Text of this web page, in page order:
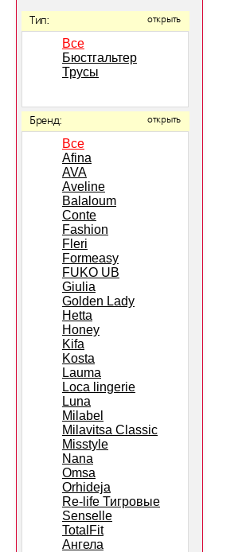
Тип: открыть
Все
Бюстгальтер
Трусы
Бренд: открыть
Все
Afina
AVA
Aveline
Balaloum
Conte
Fashion
Fleri
Formeasy
FUKO UB
Giulia
Golden Lady
Hetta
Honey
Kifa
Kosta
Lauma
Loca lingerie
Luna
Milabel
Milavitsa Classic
Misstyle
Nana
Omsa
Orhideja
Re-life Тигровые
Senselle
TotalFit
Ангела